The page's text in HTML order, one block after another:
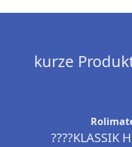
kurze
????KLASSIK